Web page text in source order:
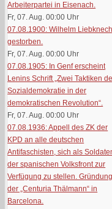
Arbeiterpartei in Eisenach.
Fr, 07. Aug. 00:00 Uhr
07.08.1900: Wilhelm
gestorben.
Fr, 07. Aug. 00:00 Uhr
07.08.1905: In Genf erscheint
Lenins Schrift „Zwei Taktiken
Sozialdemokratie in der
demokratischen Revolution“.
Fr, 07. Aug. 00:00 Uhr
07.08.1936: Appell des ZK der
KPD an alle deutschen
Antifaschisten, sich als
der spanischen Volksfront zur
Verfügung zu stellen. Gründung
der „Centuria Thälmann“ in
Barcelona.